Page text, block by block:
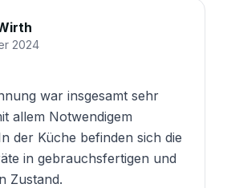
2024
war insgesamt sehr
allem Notwendigem
der Küche befinden sich die
in gebrauchsfertigen und
Zustand.